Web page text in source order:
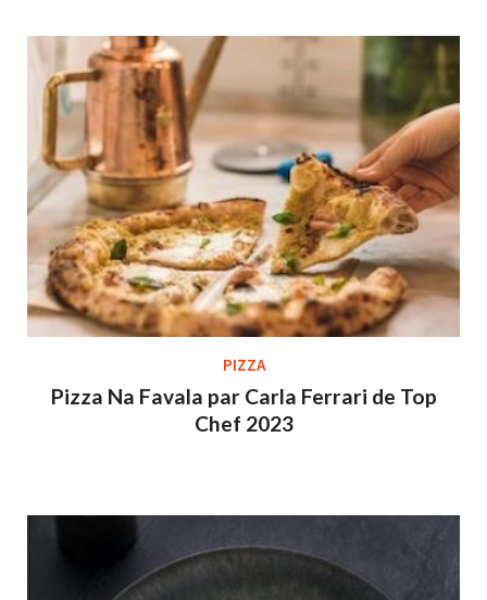
PIZZA
Pizza Na Favala par Carla Ferrari de Top
Chef 2023